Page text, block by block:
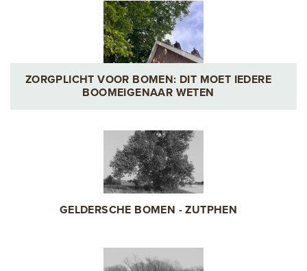
ZORGPLICHT VOOR BOMEN: DIT MOET IEDERE
BOOMEIGENAAR WETEN
GELDERSCHE BOMEN - ZUTPHEN